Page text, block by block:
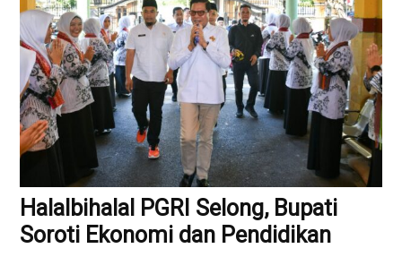
Halalbihalal PGRI Selong, Bupati
Soroti Ekonomi dan Pendidikan